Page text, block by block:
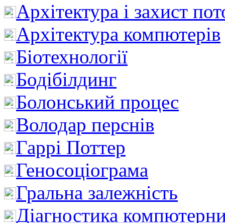
Архітектура і захист
Архітектура компютерів
Біотехнології
Бодібілдинг
Болонський процес
Володар перснів
Гаррі Поттер
Геносоціограма
Гральна залежність
Діагностика